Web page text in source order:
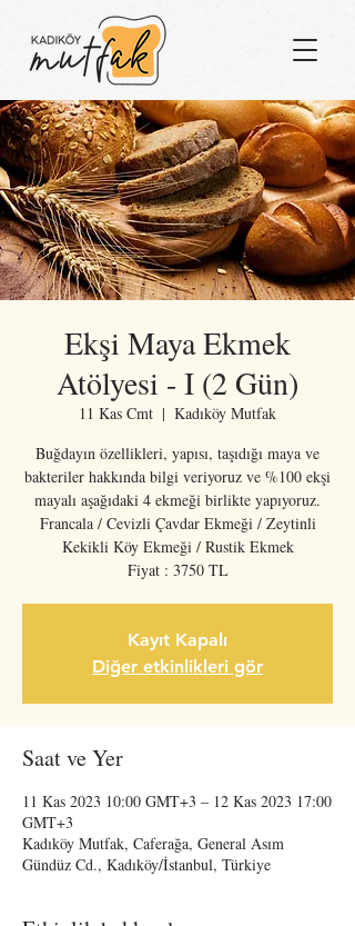
Ekşi Maya Ekmek
Atölyesi - I (2 Gün)
11 Kas Cmt
  |
Kadıköy Mutfak
Buğdayın özellikleri, yapısı, taşıdığı maya ve
bakteriler hakkında bilgi veriyoruz ve %100 ekşi
mayalı aşağıdaki 4 ekmeği birlikte yapıyoruz.
Francala / Cevizli Çavdar Ekmeği / Zeytinli
Kekikli Köy Ekmeği / Rustik Ekmek
Fiyat : 3750 TL
Kayıt Kapalı
Diğer etkinlikleri gör
Saat ve Yer
11 Kas 2023 10:00 GMT+3 – 12 Kas 2023 17:00
GMT+3
Kadıköy Mutfak, Caferağa, General Asım
Gündüz Cd., Kadıköy/İstanbul, Türkiye